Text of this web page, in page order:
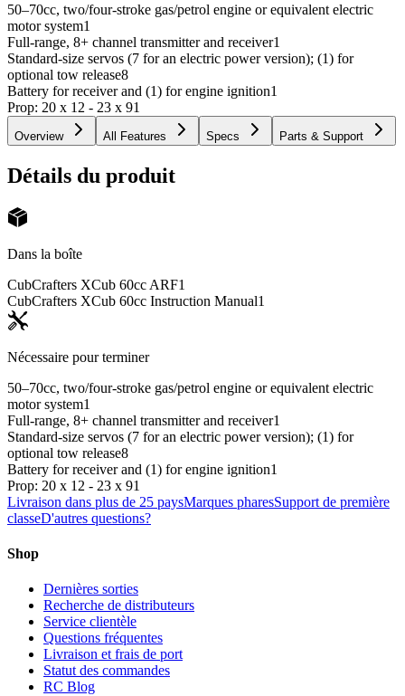
50–70cc, two/four-stroke gas/petrol engine or equivalent electric
motor system1
Full-range, 8+ channel transmitter and receiver1
Standard-size servos (7 for an electric power version); (1) for
optional tow release8
Battery for receiver and (1) for engine ignition1
Prop: 20 x 12 - 23 x 91
Overview All Features Specs Parts & Support
Détails du produit
Dans la boîte
CubCrafters XCub 60cc ARF1
CubCrafters XCub 60cc Instruction Manual1
Nécessaire pour terminer
50–70cc, two/four-stroke gas/petrol engine or equivalent electric
motor system1
Full-range, 8+ channel transmitter and receiver1
Standard-size servos (7 for an electric power version); (1) for
optional tow release8
Battery for receiver and (1) for engine ignition1
Prop: 20 x 12 - 23 x 91
Livraison dans plus de 25 paysMarques pharesSupport de première
classeD'autres questions?
Shop
Dernières sorties
Recherche de distributeurs
Service clientèle
Questions fréquentes
Livraison et frais de port
Statut des commandes
RC Blog